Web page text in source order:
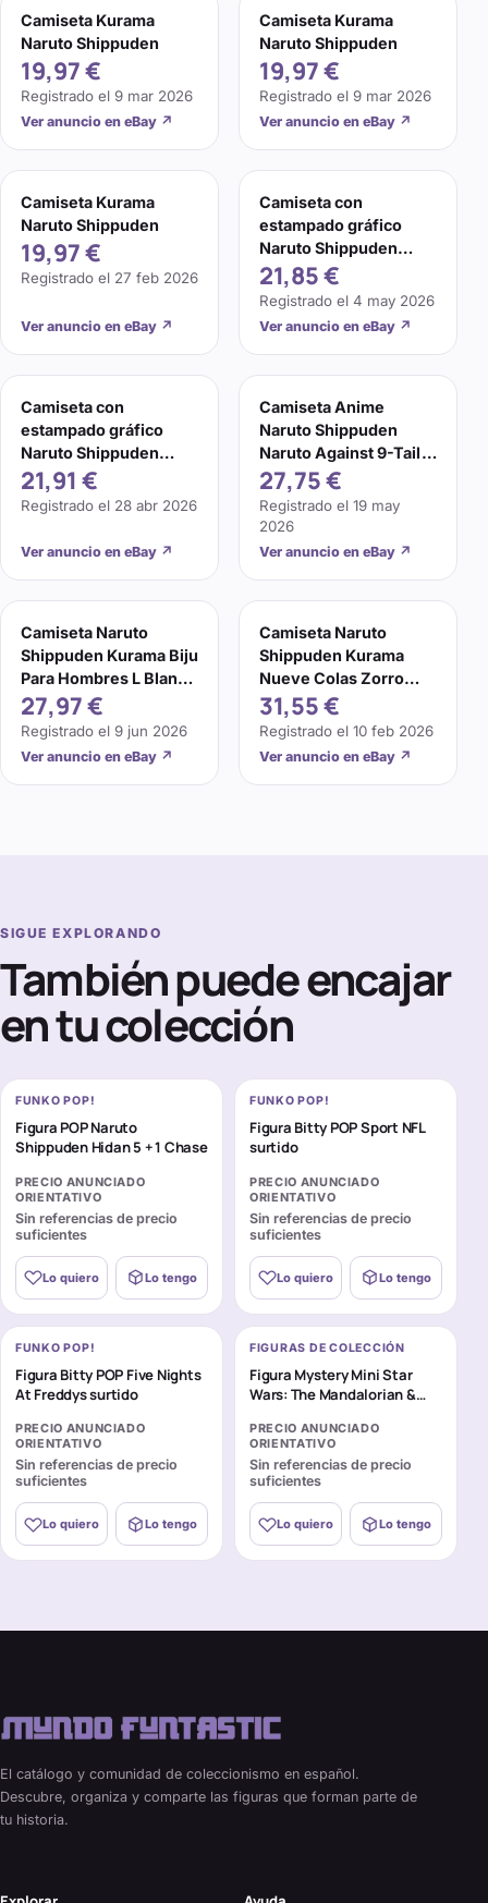
Camiseta Kurama
Naruto Shippuden
19,97 €
Registrado el 9 mar 2026
Ver anuncio en eBay ↗
Camiseta Kurama
Naruto Shippuden
19,97 €
Registrado el 9 mar 2026
Ver anuncio en eBay ↗
Camiseta Kurama
Naruto Shippuden
19,97 €
Registrado el 27 feb 2026
Ver anuncio en eBay ↗
Camiseta con
estampado gráfico
Naruto Shippuden
Kurama. Tamaño:
Pequeño
21,85 €
Registrado el 4 may 2026
Ver anuncio en eBay ↗
Camiseta con
estampado gráfico
Naruto Shippuden
Kurama. Tamaño:
Pequeño
21,91 €
Registrado el 28 abr 2026
Ver anuncio en eBay ↗
Camiseta Anime
Naruto Shippuden
Naruto Against 9-Tail
Beast Kurama - Talla S
- Usada en Excelente
Condición
27,75 €
Registrado el 19 may
2026
Ver anuncio en eBay ↗
Camiseta Naruto
Shippuden Kurama Biju
Para Hombres L Blanca
Anime Manga Gráfico
27,97 €
Registrado el 9 jun 2026
Ver anuncio en eBay ↗
Camiseta Naruto
Shippuden Kurama
Nueve Colas Zorro
Gráfico Negra Para
Hombre Talla XL
31,55 €
Registrado el 10 feb 2026
Ver anuncio en eBay ↗
SIGUE EXPLORANDO
También puede encajar
en tu colección
FUNKO POP!
Figura POP Naruto
Shippuden Hidan 5 + 1 Chase
PRECIO ANUNCIADO
ORIENTATIVO
Sin referencias de precio
suficientes
Lo quiero Lo tengo
FUNKO POP!
Figura Bitty POP Sport NFL
surtido
PRECIO ANUNCIADO
ORIENTATIVO
Sin referencias de precio
suficientes
Lo quiero Lo tengo
FUNKO POP!
Figura Bitty POP Five Nights
At Freddys surtido
PRECIO ANUNCIADO
ORIENTATIVO
Sin referencias de precio
suficientes
Lo quiero Lo tengo
FIGURAS DE COLECCIÓN
Figura Mystery Mini Star
Wars: The Mandalorian &
PRECIO ANUNCIADO
ORIENTATIVO
Sin referencias de precio
suficientes
Lo quiero Lo tengo
El catálogo y comunidad de coleccionismo en español.
Descubre, organiza y comparte las figuras que forman parte de
tu historia.